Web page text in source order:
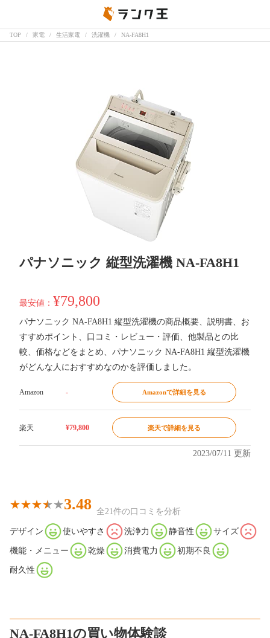
TOP 家電 生活家電 洗濯機 NA-FA8H1
パナソニック 縦型洗濯機 NA-FA8H1
最安値： ¥79,800
パナソニック NA-FA8H1 縦型洗濯機の商品概要、説明書、お
すすめポイント、口コミ・レビュー・評価、他製品との比
較、価格などをまとめ、パナソニック NA-FA8H1 縦型洗濯機
がどんな人におすすめなのかを評価しました。
Amazon - Amazonで詳細を見る
楽天 ¥79,800 楽天で詳細を見る
2023/07/11 更新
3.48 全21件の口コミを分析
デザイン 使いやすさ 洗浄力 静音性 サイズ
機能・メニュー 乾燥 消費電力 初期不良
耐久性
NA-FA8H1の買い物体験談